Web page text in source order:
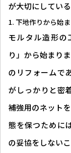
が大切にしてい
下地作りから始
モルタル造形の
り」から始まり
のリフォームで
がしっかりと密
補強用のネット
態を保つために
の妥協をしない